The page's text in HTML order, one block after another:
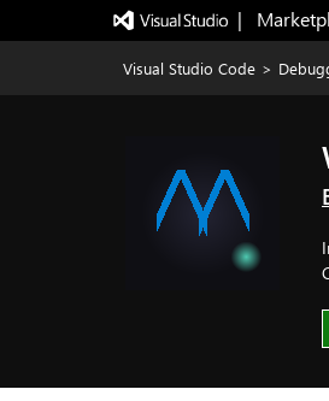
|
Visual Studio Code >